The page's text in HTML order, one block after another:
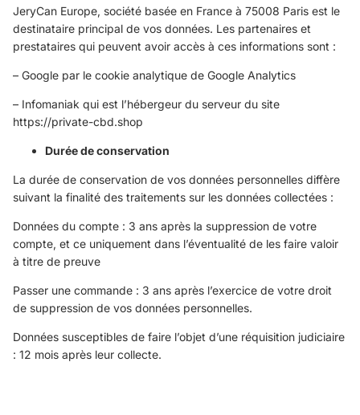
JeryCan Europe, société basée en France à 75008 Paris est le
destinataire principal de vos données. Les partenaires et
prestataires qui peuvent avoir accès à ces informations sont :
– Google par le cookie analytique de Google Analytics
– Infomaniak qui est l’hébergeur du serveur du site
https://private-cbd.shop
Durée de conservation
La durée de conservation de vos données personnelles diffère
suivant la finalité des traitements sur les données collectées :
Données du compte : 3 ans après la suppression de votre
compte, et ce uniquement dans l’éventualité de les faire valoir
à titre de preuve
Passer une commande : 3 ans après l’exercice de votre droit
de suppression de vos données personnelles.
Données susceptibles de faire l’objet d’une réquisition judiciaire
: 12 mois après leur collecte.